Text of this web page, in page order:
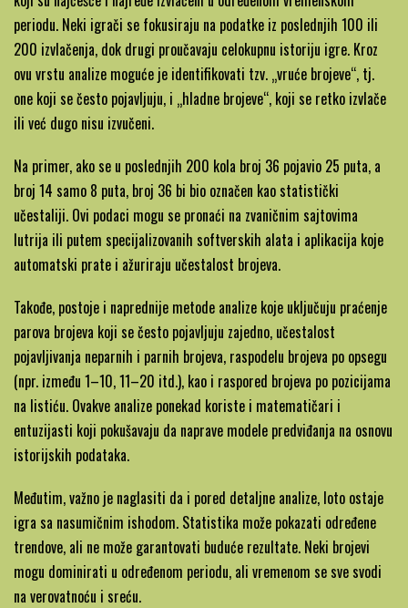
periodu. Neki igrači se fokusiraju na podatke iz poslednjih 100 ili
200 izvlačenja, dok drugi proučavaju celokupnu istoriju igre. Kroz
ovu vrstu analize moguće je identifikovati tzv. „vruće brojeve“, tj.
one koji se često pojavljuju, i „hladne brojeve“, koji se retko izvlače
ili već dugo nisu izvučeni.
Na primer, ako se u poslednjih 200 kola broj 36 pojavio 25 puta, a
broj 14 samo 8 puta, broj 36 bi bio označen kao statistički
učestaliji. Ovi podaci mogu se pronaći na zvaničnim sajtovima
lutrija ili putem specijalizovanih softverskih alata i aplikacija koje
automatski prate i ažuriraju učestalost brojeva.
Takođe, postoje i naprednije metode analize koje uključuju praćenje
parova brojeva koji se često pojavljuju zajedno, učestalost
pojavljivanja neparnih i parnih brojeva, raspodelu brojeva po opsegu
(npr. između 1–10, 11–20 itd.), kao i raspored brojeva po pozicijama
na listiću. Ovakve analize ponekad koriste i matematičari i
entuzijasti koji pokušavaju da naprave modele predviđanja na osnovu
istorijskih podataka.
Međutim, važno je naglasiti da i pored detaljne analize, loto ostaje
igra sa nasumičnim ishodom. Statistika može pokazati određene
trendove, ali ne može garantovati buduće rezultate. Neki brojevi
mogu dominirati u određenom periodu, ali vremenom se sve svodi
na verovatnoću i sreću.